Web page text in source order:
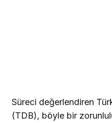
Süreci değerlendiren
(TDB), böyle bir